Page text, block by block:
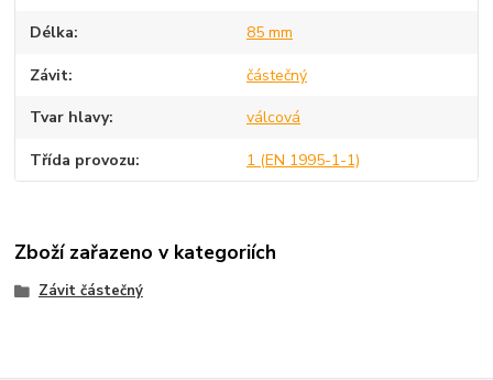
Délka 85 mm
Závit částečný
Tvar hlavy válcová
Třída provozu 1 (EN 1995-1-1)
Zboží zařazeno v kategoriích
Závit částečný